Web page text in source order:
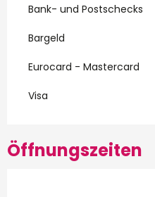
Bank- und Postschecks
Bargeld
Eurocard - Mastercard
Visa
Öffnungszeiten